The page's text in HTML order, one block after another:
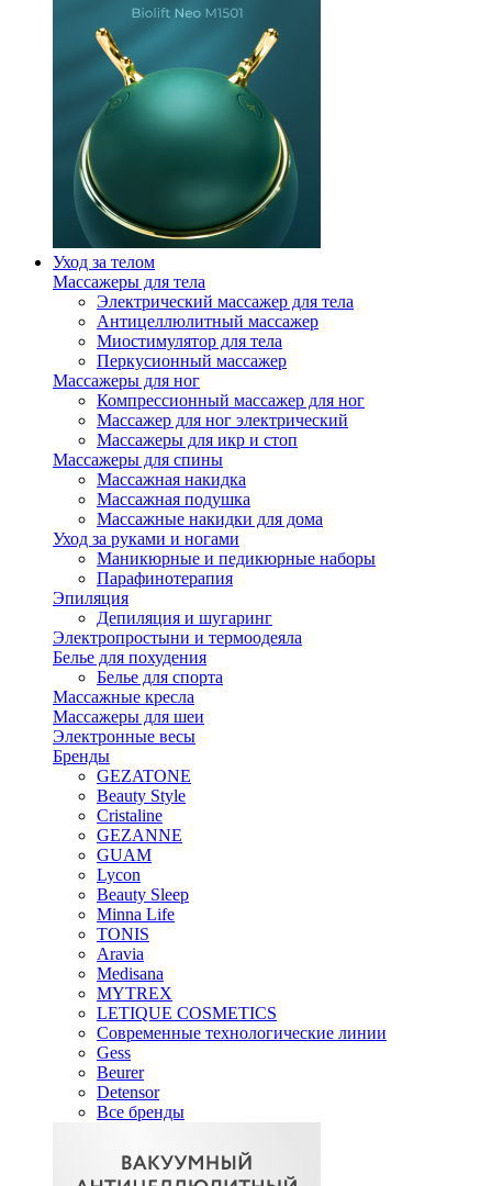
Уход за телом
Массажеры для тела
Электрический массажер для тела
Антицеллюлитный массажер
Миостимулятор для тела
Перкусионный массажер
Массажеры для ног
Компрессионный массажер для ног
Массажер для ног электрический
Массажеры для икр и стоп
Массажеры для спины
Массажная накидка
Массажная подушка
Массажные накидки для дома
Уход за руками и ногами
Маникюрные и педикюрные наборы
Парафинотерапия
Эпиляция
Депиляция и шугаринг
Электропростыни и термоодеяла
Белье для похудения
Белье для спорта
Массажные кресла
Массажеры для шеи
Электронные весы
Бренды
GEZATONE
Beauty Style
Cristaline
GEZANNE
GUAM
Lycon
Beauty Sleep
Minna Life
TONIS
Aravia
Medisana
MYTREX
LETIQUE COSMETICS
Современные технологические линии
Gess
Beurer
Detensor
Все бренды